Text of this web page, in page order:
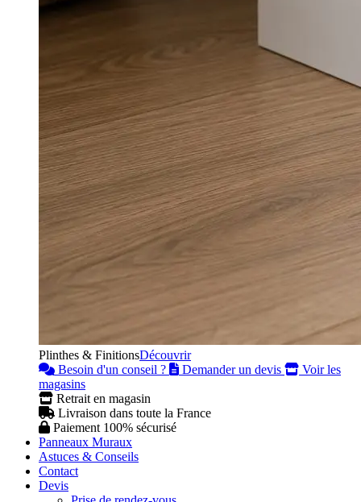
Plinthes & FinitionsDécouvrir
Besoin d'un conseil ?
Demander un devis
Voir les
magasins
Retrait en magasin
Livraison dans toute la France
Paiement 100% sécurisé
Panneaux Muraux
Astuces & Conseils
Contact
Devis